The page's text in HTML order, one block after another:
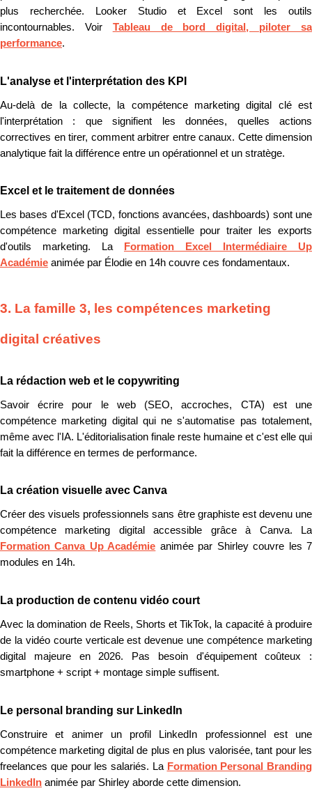
plus recherchée. Looker Studio et Excel sont les outils
incontournables. Voir Tableau de bord digital, piloter sa
performance.
L'analyse et l'interprétation des KPI
Au-delà de la collecte, la compétence marketing digital clé est
l'interprétation : que signifient les données, quelles actions
correctives en tirer, comment arbitrer entre canaux. Cette dimension
analytique fait la différence entre un opérationnel et un stratège.
Excel et le traitement de données
Les bases d'Excel (TCD, fonctions avancées, dashboards) sont une
compétence marketing digital essentielle pour traiter les exports
d'outils marketing. La
Formation Excel Intermédiaire Up
Académie animée par Élodie en 14h couvre ces fondamentaux.
3. La famille 3, les compétences marketing
digital créatives
La rédaction web et le copywriting
Savoir écrire pour le web (SEO, accroches, CTA) est une
compétence marketing digital qui ne s'automatise pas totalement,
même avec l'IA. L'éditorialisation finale reste humaine et c'est elle qui
fait la différence en termes de performance.
La création visuelle avec Canva
Créer des visuels professionnels sans être graphiste est devenu une
compétence marketing digital accessible grâce à Canva. La
Formation Canva Up Académie animée par Shirley couvre les 7
modules en 14h.
La production de contenu vidéo court
Avec la domination de Reels, Shorts et TikTok, la capacité à produire
de la vidéo courte verticale est devenue une compétence marketing
digital majeure en 2026. Pas besoin d'équipement coûteux :
smartphone + script + montage simple suffisent.
Le personal branding sur LinkedIn
Construire et animer un profil LinkedIn professionnel est une
compétence marketing digital de plus en plus valorisée, tant pour les
freelances que pour les salariés. La Formation Personal Branding
LinkedIn animée par Shirley aborde cette dimension.